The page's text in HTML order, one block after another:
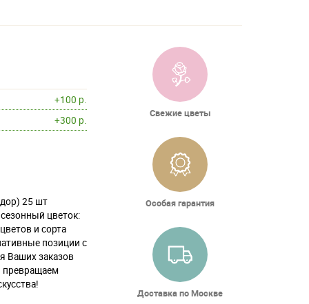
Свежие цветы
Особая гарантия
Доставка по Москве
+100 р.
+300 р.
25 шт
цветок:
и сорта
позиции с
Ваших заказов
превращаем